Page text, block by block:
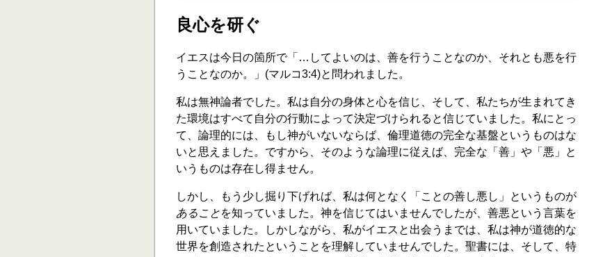
良心を研ぐ
イエスは今日の箇所で「…してよいのは、善を行うことなのか、それとも悪を行
うことなのか。」(マルコ3:4)と問われました。
私は無神論者でした。私は自分の身体と心を信じ、そして、私たちが生まれてき
た環境はすべて自分の行動によって決定づけられると信じていました。私にとっ
て、論理的には、もし神がいないならば、倫理道徳の完全な基盤というものはな
いと思えました。ですから、そのような論理に従えば、完全な「善」や「悪」と
いうものは存在し得ません。
しかし、もう少し掘り下げれば、私は何となく「ことの善し悪し」というものが
あることを知っていました。神を信じてはいませんでしたが、善悪という言葉を
用いていました。しかしながら、私がイエスと出会うまでは、私は神が道徳的な
世界を創造されたということを理解していませんでした。聖書には、そして、特